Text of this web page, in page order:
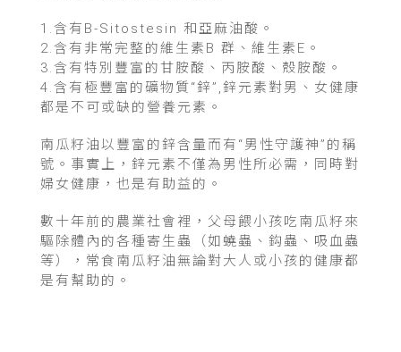
1.含有B-Sitostesin 和亞麻油酸。
2.含有非常完整的維生素B 群、維生素E。
3.含有特別豐富的甘胺酸、丙胺酸、殼胺酸。
4.含有極豐富的礦物質“鋅”,鋅元素對男、女健康
都是不可或缺的營養元素。
南瓜籽油以豐富的鋅含量而有 “男性守護神” 的稱
號。事實上，鋅元素不僅為男性所必需，同時對
婦女健康，也是有助益的。
數十年前的農業社會裡，父母餵小孩吃南瓜籽來
驅除體內的各種寄生蟲（如蟯蟲、鈎蟲、吸血蟲
等），常食 南瓜籽油 無論對大人或小孩的健康都
是有幫助的。